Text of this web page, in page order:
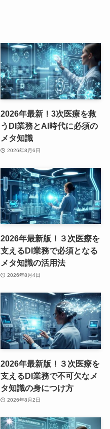
2026年最新！3次医療を救
うDI業務とAI時代に必須の
メタ知識
2026年8月6日
2026年最新版！３次医療を
支えるDI業務で必須となる
メタ知識の活用法
2026年8月4日
2026年最新版！３次医療を
支えるDI業務で不可欠なメ
タ知識の身につけ方
2026年8月2日